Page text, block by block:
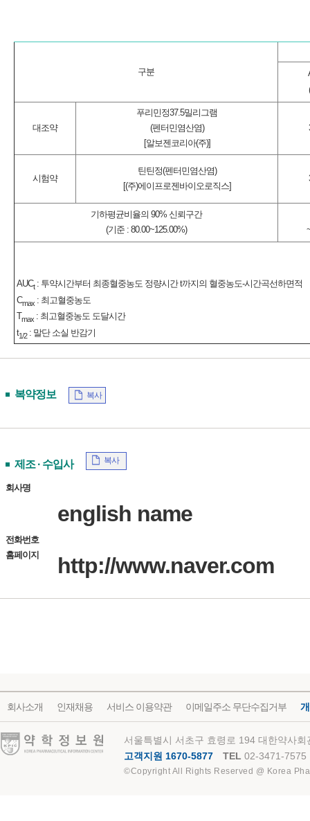
구분
대조약
푸리민정37.5밀리그램
(펜터민염산염)
[알보젠코리아(주)]
시험약
틴틴정(펜터민염산염)
[(주)에이프로젠바이오로직스]
기하평균비율의 90% 신뢰구간
(기준 : 80.00~125.00%)
AUCt: 투약시간부터 최종혈중농도 정량시간 t까지의 혈중농도-시간곡선하면적
Cmax : 최고혈중농도
Tmax : 최고혈중농도 도달시간
t1/2: 말단 소실 반감기
복약정보 복사
제조 · 수입사 복사
회사명
english name
전화번호
홈페이지
http://www.naver.com
회사소개 인재채용 서비스 이용약관 이메일주소 무단수집거부
약학정보원
서울특별시 서초구 효령로 194 대한약사
고객지원 1670-5877
TEL 02-3471-7575
©Copyright All Rights Reserved @ Korea